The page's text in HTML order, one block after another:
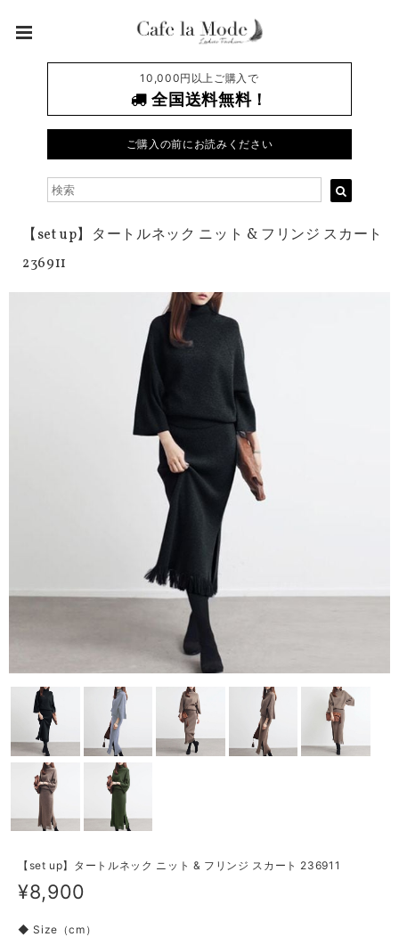
10,000円以上ご購入で
全国送料無料！
ご購入の前にお読みください
【set up】タートルネック ニット & フリンジ スカート
236911
【set up】タートルネック ニット & フリンジ スカート 236911
¥8,900
◆ Size（cm）